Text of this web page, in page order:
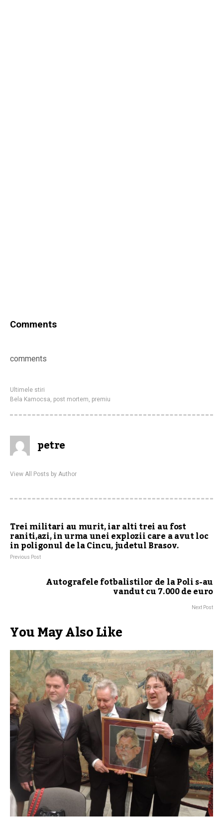
Comments
comments
Ultimele stiri
Bela Kamocsa, post mortem, premiu
petre
View All Posts by Author
Trei militari au murit, iar alti trei au fost
raniti,azi, in urma unei explozii care a avut loc
in poligonul de la Cincu, judetul Brasov.
Previous Post
Autografele fotbalistilor de la Poli s-au
vandut cu 7.000 de euro
Next Post
You May Also Like